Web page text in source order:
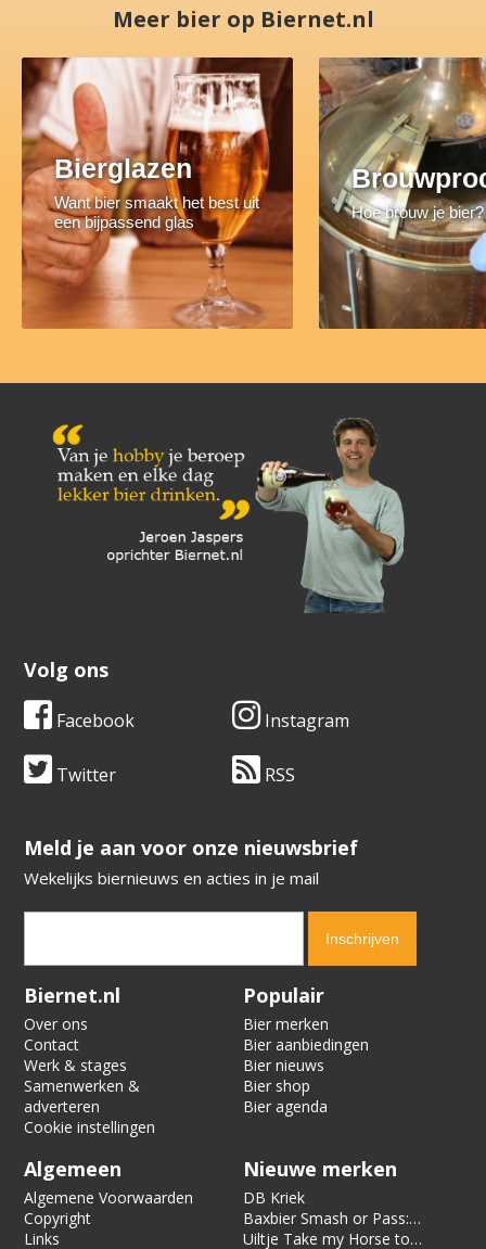
Meer bier op Biernet.nl
Bierglazen
Want bier smaakt het best uit
een bijpassend glas
Hoe brouw je bier?
Volg ons
Facebook Instagram
Twitter RSS
​​​​​​​Meld je aan voor onze nieuwsbrief
Wekelijks biernieuws en acties in je mail
Verification code:
Biernet.nl
Over ons
Contact
Werk & stages
Samenwerken &
adverteren
Cookie instellingen
Populair
Bier merken
Bier aanbiedingen
Bier nieuws
Bier shop
Bier agenda
Algemeen
Algemene Voorwaarden
Copyright
Links
Nieuwe merken
DB Kriek
Baxbier Smash or Pass:
Strata
Uiltje Take my Horse to